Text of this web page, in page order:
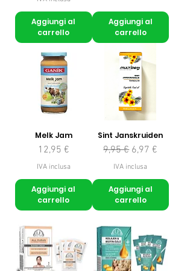
Aggiungi al
carrello
Aggiungi al
carrello
Melk Jam
Prezzo
12,95 €
IVA inclusa
Aggiungi al
carrello
Sint Janskruiden
Prezzo regolare
9,95 € Prezzo scontato
6,97 €
IVA inclusa
Aggiungi al
carrello